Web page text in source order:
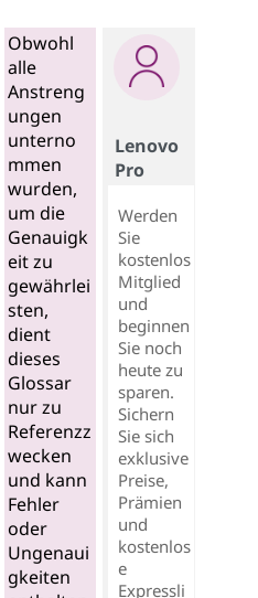
Obwohl
alle
Anstreng
ungen
unterno
mmen
wurden,
um die
Genauigk
eit zu
gewährlei
sten,
dient
dieses
Glossar
nur zu
Referenzz
wecken
und kann
Fehler
oder
Ungenaui
gkeiten
Lenovo
Pro
Werden
Sie
kostenlos
Mitglied
und
beginnen
Sie noch
heute zu
sparen.
Sichern
Sie sich
exklusive
Preise,
Prämien
und
kostenlos
e
Expressli